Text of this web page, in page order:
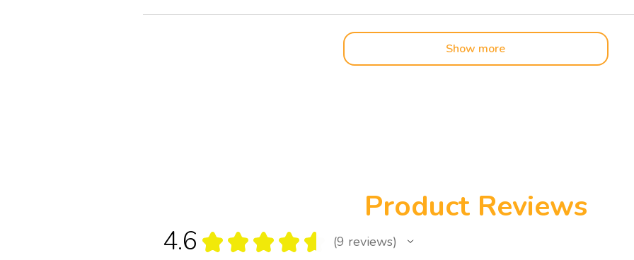
Show more
Product Reviews
4.6 ★ ★ ★ ★ ★ 9 reviews
9